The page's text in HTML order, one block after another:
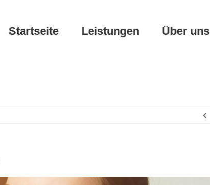
Startseite Leistungen Über uns